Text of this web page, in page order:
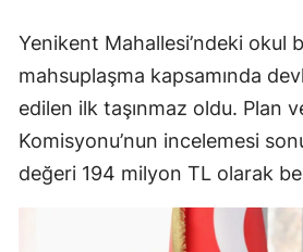
Yenikent Mahallesi’ndeki okul
mahsuplaşma kapsamında
edilen ilk taşınmaz oldu. Plan
Komisyonu’nun incelemesi
değeri 194 milyon TL olarak